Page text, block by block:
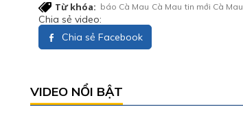
Từ khóa: báo Cà Mau Cà Mau tin mới Cà Mau
Chia sẻ video:
Chia sẻ Facebook
VIDEO NỔI BẬT